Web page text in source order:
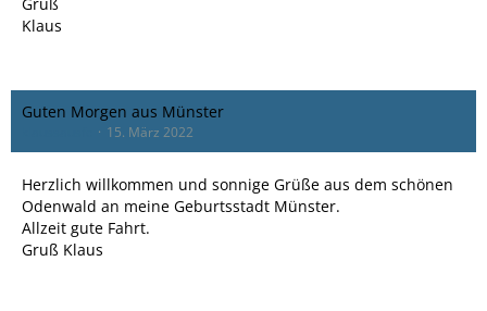
Klaus
Guten Morgen aus Münster
15. März 2022
Herzlich willkommen und sonnige Grüße aus dem schönen
Odenwald an meine Geburtsstadt Münster.
Allzeit gute Fahrt.
Gruß Klaus